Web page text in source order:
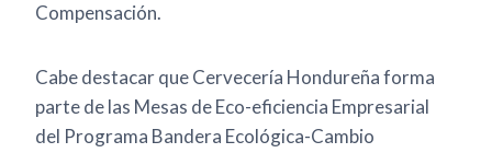
Compensación.
Cabe destacar que Cervecería Hondureña forma
parte de las Mesas de Eco-eficiencia Empresarial
del Programa Bandera Ecológica-Cambio